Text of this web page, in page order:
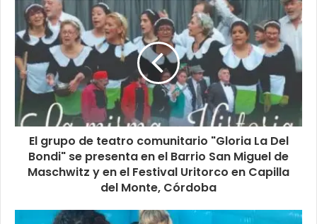
El grupo de teatro comunitario "Gloria La Del
Bondi" se presenta en el Barrio San Miguel de
Maschwitz y en el Festival Uritorco en Capilla
del Monte, Córdoba